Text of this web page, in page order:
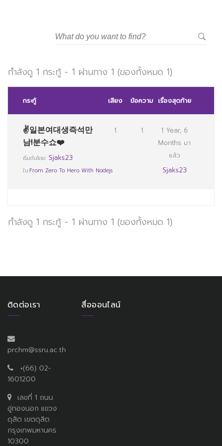
กำลังดู 1 กระทู้ - 1 ผ่านทาง 1 (ของทั้งหมด 1)
กระทู้ เสียง ข้อความ เรื่องสุดท้าย
✌일본여대생즉석만
남!분수쇼❤️
เริ่มต้นโดย: Sjaks23
ใน:From Zero To Hero With Nodejs
1 1
1 Year, 6
Months มา
แล้ว
Sjaks23
กำลังดู 1 กระทู้ - 1 ผ่านทาง 1 (ของทั้งหมด 1)
ติดต่อเรา
prchm@ssru.ac.th
+(66) 02-
1601200
เลขที่ 1 ถนน
อู่ทองนอก แขวง
ดุสิต เขตดุสิต
กรุงเทพมหานคร
10300
สื่อออนไลน์